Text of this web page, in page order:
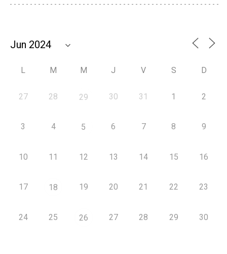
L M M J V S D
27 28 29 30 31 1 2
3 4 5 6 7 8 9
10 11 12 13 14 15 16
17 18 19 20 21 22 23
24 25 26 27 28 29 30